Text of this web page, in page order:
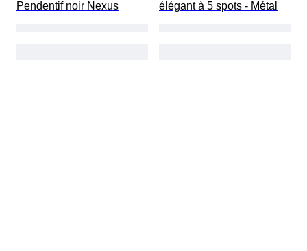
Pendentif noir Nexus
élégant à 5 spots - Métal